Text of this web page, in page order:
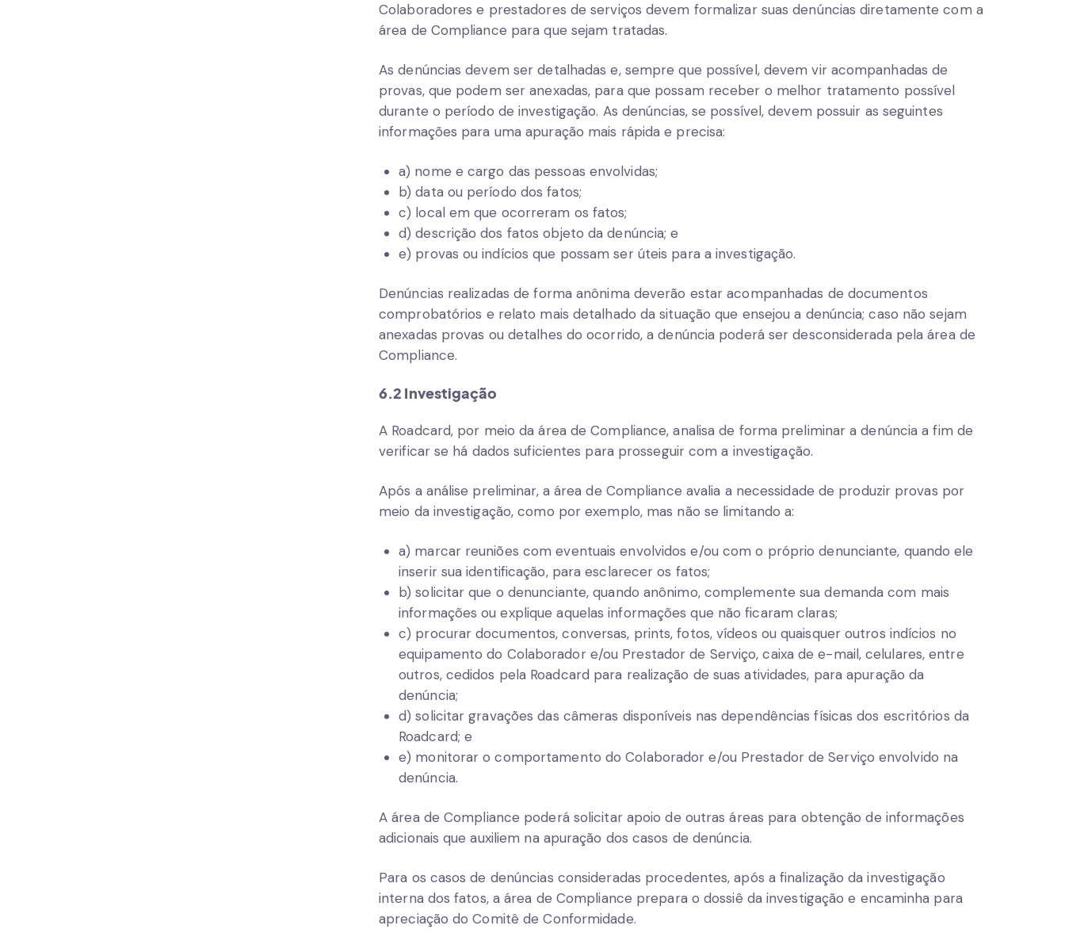
Colaboradores e prestadores de serviços devem formalizar suas denúncias diretamente com a
área de Compliance para que sejam tratadas.
As denúncias devem ser detalhadas e, sempre que possível, devem vir acompanhadas de
provas, que podem ser anexadas, para que possam receber o melhor tratamento possível
durante o período de investigação. As denúncias, se possível, devem possuir as seguintes
informações para uma apuração mais rápida e precisa:
a) nome e cargo das pessoas envolvidas;
b) data ou período dos fatos;
c) local em que ocorreram os fatos;
d) descrição dos fatos objeto da denúncia; e
e) provas ou indícios que possam ser úteis para a investigação.
Denúncias realizadas de forma anônima deverão estar acompanhadas de documentos
comprobatórios e relato mais detalhado da situação que ensejou a denúncia; caso não sejam
anexadas provas ou detalhes do ocorrido, a denúncia poderá ser desconsiderada pela área de
Compliance.
6.2 Investigação
A Roadcard, por meio da área de Compliance, analisa de forma preliminar a denúncia a fim de
verificar se há dados suficientes para prosseguir com a investigação.
Após a análise preliminar, a área de Compliance avalia a necessidade de produzir provas por
meio da investigação, como por exemplo, mas não se limitando a:
a) marcar reuniões com eventuais envolvidos e/ou com o próprio denunciante, quando ele
inserir sua identificação, para esclarecer os fatos;
b) solicitar que o denunciante, quando anônimo, complemente sua demanda com mais
informações ou explique aquelas informações que não ficaram claras;
c) procurar documentos, conversas, prints, fotos, vídeos ou quaisquer outros indícios no
equipamento do Colaborador e/ou Prestador de Serviço, caixa de e-mail, celulares, entre
outros, cedidos pela Roadcard para realização de suas atividades, para apuração da
denúncia;
d) solicitar gravações das câmeras disponíveis nas dependências físicas dos escritórios da
Roadcard; e
e) monitorar o comportamento do Colaborador e/ou Prestador de Serviço envolvido na
denúncia.
A área de Compliance poderá solicitar apoio de outras áreas para obtenção de informações
adicionais que auxiliem na apuração dos casos de denúncia.
Para os casos de denúncias consideradas procedentes, após a finalização da investigação
interna dos fatos, a área de Compliance prepara o dossiê da investigação e encaminha para
apreciação do Comitê de Conformidade.